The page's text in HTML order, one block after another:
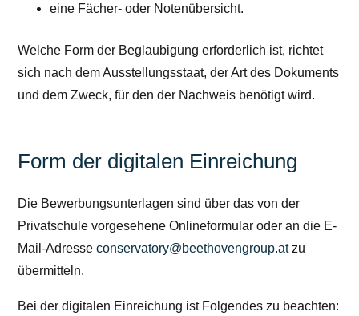
eine Fächer- oder Notenübersicht.
Welche Form der Beglaubigung erforderlich ist, richtet
sich nach dem Ausstellungsstaat, der Art des Dokuments
und dem Zweck, für den der Nachweis benötigt wird.
Form der digitalen Einreichung
Die Bewerbungsunterlagen sind über das von der
Privatschule vorgesehene Onlineformular oder an die E-
Mail-Adresseconservatory@beethovengroup.atzu
übermitteln.
Bei der digitalen Einreichung ist Folgendes zu beachten: